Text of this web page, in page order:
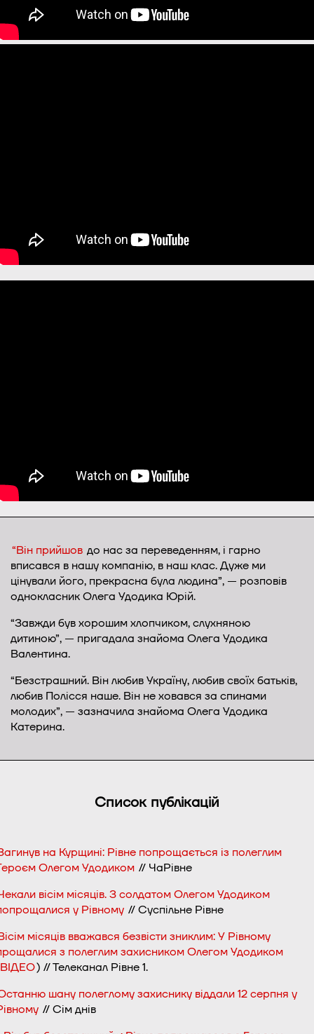
“Він прийшов до нас за переведенням, і гарно
вписався в нашу компанію, в наш клас. Дуже ми
цінували його, прекрасна була людина”, — розповів
однокласник Олега Удодика Юрій.
“Завжди був хорошим хлопчиком, слухняною
дитиною”, — пригадала знайома Олега Удодика
Валентина.
“Безстрашний. Він любив Україну, любив своїх батьків,
любив Полісся наше. Він не ховався за спинами
молодих”, — зазначила знайома Олега Удодика
Катерина.
Список публікацій
на Курщині: Рівне попрощається із полеглим
Олегом Удодиком // ЧаРівне
вісім місяців. З солдатом Олегом Удодиком
у Рівному // Суспільне Рівне
місяців вважався безвісти зниклим: У Рівному
з полеглим захисником Олегом Удодиком
) // Телеканал Рівне 1.
шану полеглому захиснику віддали 12 серпня у
// Сім днів